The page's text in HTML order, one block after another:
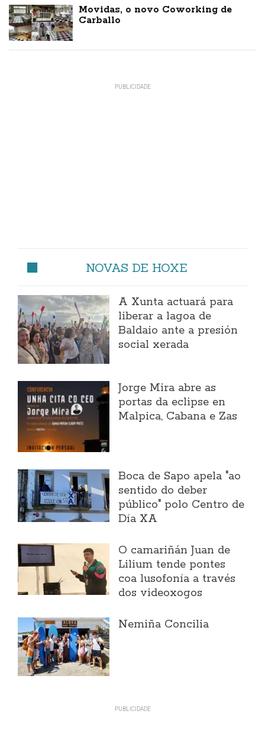
Movidas, o novo Coworking de
Carballo
NOVAS DE HOXE
A Xunta actuará para
liberar a lagoa de
Baldaio ante a presión
social xerada
Jorge Mira abre as
portas da eclipse en
Malpica, Cabana e Zas
Boca de Sapo apela "ao
sentido do deber
público" polo Centro de
Día XA
O camariñán Juan de
Lilium tende pontes
coa lusofonía a través
dos videoxogos
Nemiña Concilia